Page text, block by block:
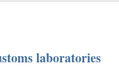
laboratories